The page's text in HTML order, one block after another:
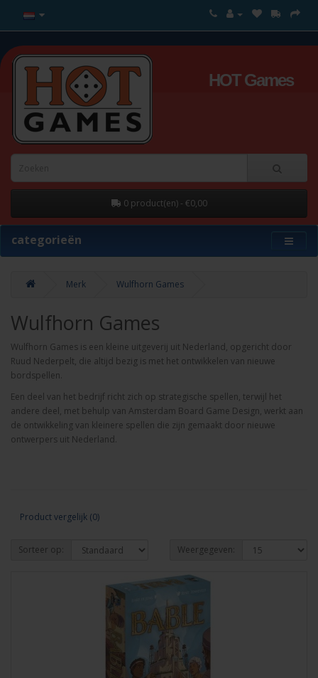
HOT Games
0 product(en) - €0,00
categorieën
Merk Wulfhorn Games
Wulfhorn Games
Wulfhorn Games is een kleine uitgeverij uit Nederland, opgericht door
Ruud Nederpelt, die altijd bezig is met het ontwikkelen van nieuwe
bordspellen.
Een deel van het bedrijf richt zich op strategische spellen, terwijl het
andere deel, met behulp van Amsterdam Board Game Design, werkt aan
de ontwikkeling van kleinere spellen die zijn gemaakt door nieuwe
ontwerpers uit Nederland.
Product vergelijk (0)
Sorteer op: Weergegeven: